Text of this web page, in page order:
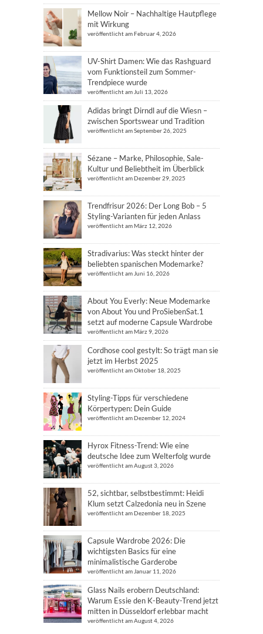
Mellow Noir – Nachhaltige Hautpflege
mit Wirkung
veröffentlicht am Februar 4, 2026
UV-Shirt Damen: Wie das Rashguard
vom Funktionsteil zum Sommer-
Trendpiece wurde
veröffentlicht am Juli 13, 2026
Adidas bringt Dirndl auf die Wiesn –
zwischen Sportswear und Tradition
veröffentlicht am September 26, 2025
Sézane – Marke, Philosophie, Sale-
Kultur und Beliebtheit im Überblick
veröffentlicht am Dezember 29, 2025
Trendfrisur 2026: Der Long Bob – 5
Styling-Varianten für jeden Anlass
veröffentlicht am März 12, 2026
Stradivarius: Was steckt hinter der
beliebten spanischen Modemarke?
veröffentlicht am Juni 16, 2026
About You Everly: Neue Modemarke
von About You und ProSiebenSat.1
setzt auf moderne Capsule Wardrobe
veröffentlicht am März 9, 2026
Cordhose cool gestylt: So trägt man sie
jetzt im Herbst 2025
veröffentlicht am Oktober 18, 2025
Styling-Tipps für verschiedene
Körpertypen: Dein Guide
veröffentlicht am Dezember 12, 2024
Hyrox Fitness-Trend: Wie eine
deutsche Idee zum Welterfolg wurde
veröffentlicht am August 3, 2026
52, sichtbar, selbstbestimmt: Heidi
Klum setzt Calzedonia neu in Szene
veröffentlicht am Dezember 18, 2025
Capsule Wardrobe 2026: Die
wichtigsten Basics für eine
minimalistische Garderobe
veröffentlicht am Januar 11, 2026
Glass Nails erobern Deutschland:
Warum Essie den K-Beauty-Trend jetzt
mitten in Düsseldorf erlebbar macht
veröffentlicht am August 4, 2026